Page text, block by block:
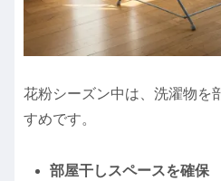
花粉シーズン中は、洗濯物を
すめです。
部屋干しスペースを確保